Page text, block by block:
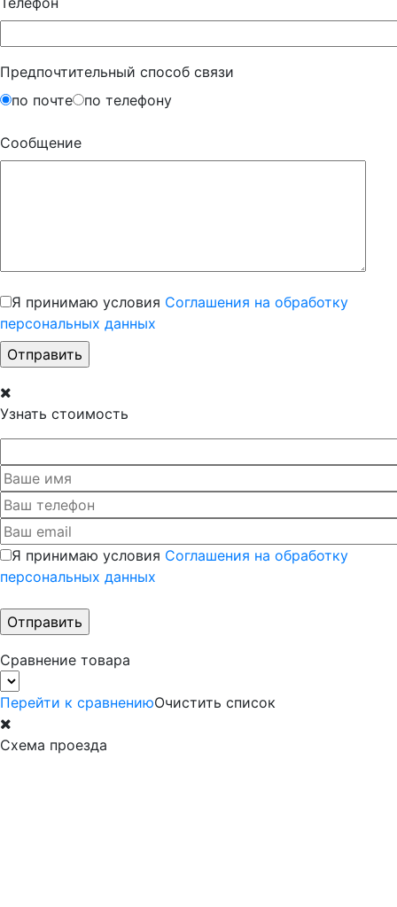
Предпочтительный способ связи
по почте
по телефону
Сообщение
Я принимаю условия Соглашения на обработку
персональных данных
Узнать стоимость
Я принимаю условия Соглашения на обработку
персональных данных
Сравнение товара
Перейти к сравнениюОчистить список
Схема проезда